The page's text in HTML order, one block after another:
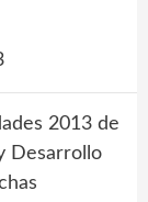
2013 de
Desarrollo